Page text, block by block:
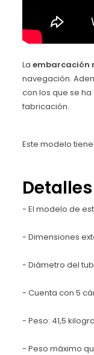
La embarcación
navegación.
con los que se
fabricación.
Este modelo
- El modelo de
- Dimensiones
- Diámetro del
- Cuenta con 5
- Peso: 41,5
- Peso máximo